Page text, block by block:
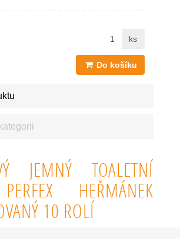
ks
Do košíku
JEMNÝ TOALETNÍ
HEŘMÁNEK
10 ROLÍ